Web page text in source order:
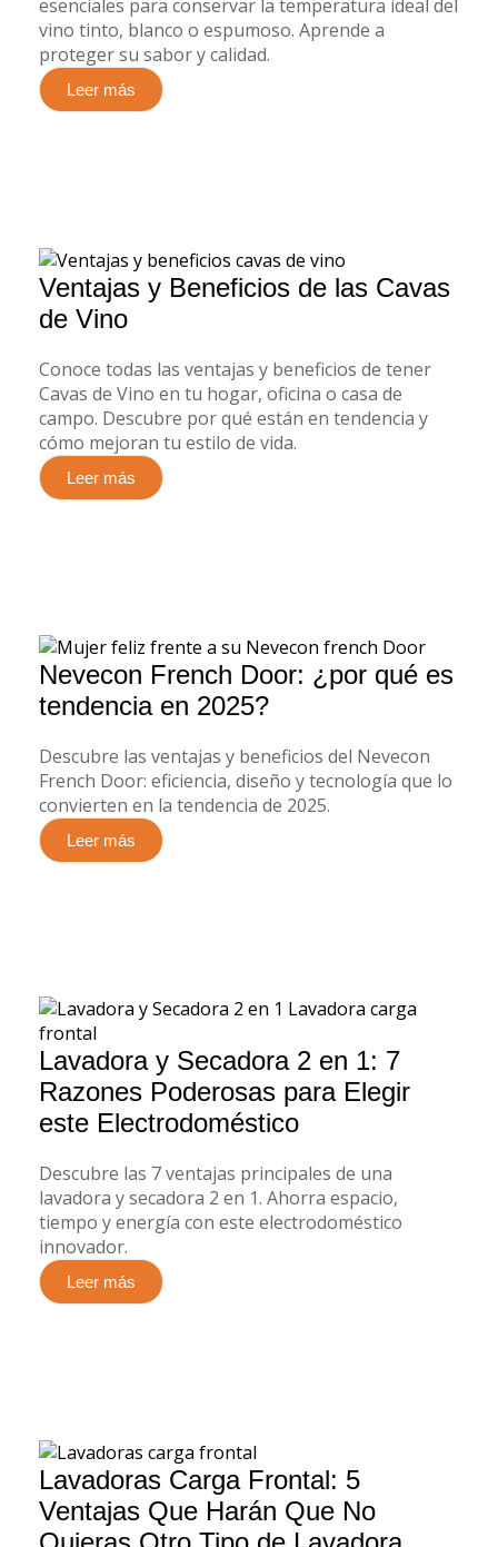
esenciales para conservar la temperatura ideal del
vino tinto, blanco o espumoso. Aprende a
proteger su sabor y calidad.
Leer más
Ventajas y Beneficios de las Cavas
de Vino
Conoce todas las ventajas y beneficios de tener
Cavas de Vino en tu hogar, oficina o casa de
campo. Descubre por qué están en tendencia y
cómo mejoran tu estilo de vida.
Leer más
Nevecon French Door: ¿por qué es
tendencia en 2025?
Descubre las ventajas y beneficios del Nevecon
French Door: eficiencia, diseño y tecnología que lo
convierten en la tendencia de 2025.
Leer más
Lavadora y Secadora 2 en 1: 7
Razones Poderosas para Elegir
este Electrodoméstico
Descubre las 7 ventajas principales de una
lavadora y secadora 2 en 1. Ahorra espacio,
tiempo y energía con este electrodoméstico
innovador.
Leer más
Lavadoras Carga Frontal: 5
Ventajas Que Harán Que No